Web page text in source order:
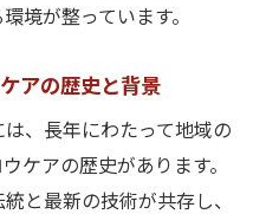
わる！おすすめアプ
イブロウケアアイテ
心！プロのサポート方
境が整っています。
アの歴史と背景
、長年にわたって地域の
ケアの歴史があります。
と最新の技術が共存し、